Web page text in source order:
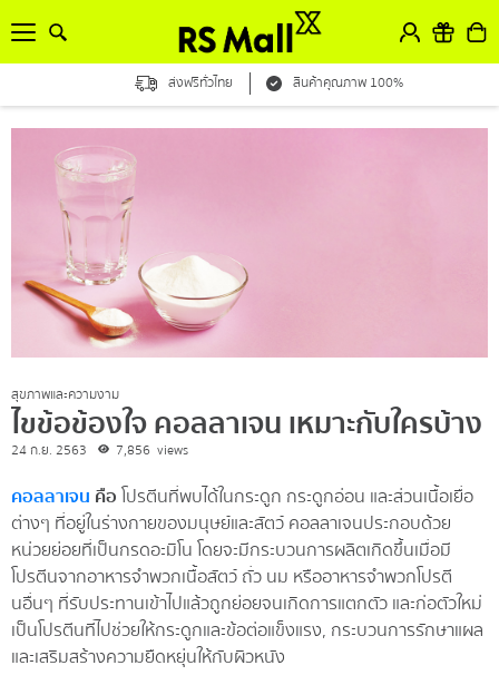
ส่งฟรีทั่วไทย สินค้าคุณภาพ 100%
สุขภาพและความงาม
ไขข้อข้องใจ คอลลาเจน เหมาะกับใครบ้าง
24 ก.ย. 2563 7,856 views
คอลลาเจน คือโปรตีนที่พบได้ในกระดูก กระดูกอ่อน และส่วนเนื้อเยื่อ
ต่างๆ ที่อยู่ในร่างกายของมนุษย์และสัตว์ คอลลาเจนประกอบด้วย
หน่วยย่อยที่เป็นกรดอะมิโน โดยจะมีกระบวนการผลิตเกิดขึ้นเมื่อมี
โปรตีนจากอาหารจำพวกเนื้อสัตว์ ถั่ว นม หรืออาหารจำพวกโปรตี
นอื่นๆ ที่รับประทานเข้าไปแล้วถูกย่อยจนเกิดการแตกตัว และก่อตัวใหม่
เป็นโปรตีนที่ไปช่วยให้กระดูกและข้อต่อแข็งแรง, กระบวนการรักษาแผล
และเสริมสร้างความยืดหยุ่นให้กับผิวหนัง